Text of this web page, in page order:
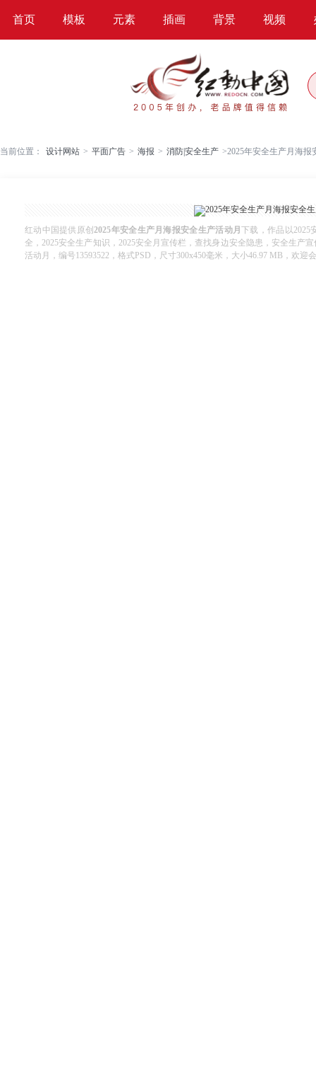
首页 模板 元素 插画 背景 视频
当前位置： 设计网站 > 平面广告 > 海报 > 消防|安全生产 >2025年安全生产月海报
红动中国提供原创2025年安全生产月海报安全生产活动月下载，作品以2025
全，2025安全生产知识，2025安全月宣传栏，查找身边安全隐患，安全生产
活动月，编号13593522，格式PSD，尺寸300x450毫米，大小46.97 MB，欢迎